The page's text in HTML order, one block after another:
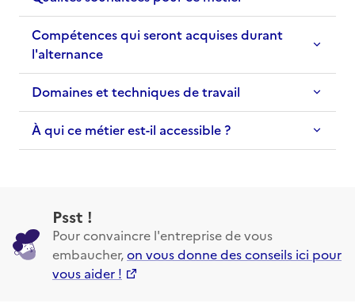
Compétences qui seront acquises durant
l'alternance
Domaines et techniques de travail
À qui ce métier est-il accessible ?
Psst !
Pour convaincre l'entreprise de vous
embaucher,on vous donne des conseils ici pour
vous aider !